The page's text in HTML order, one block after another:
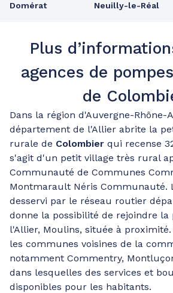
Domérat
Neuilly-le-Réal
Plus
agences de
de
Dans la région d'Auvergne-Rhône-
département de l'Allier abrite la
rurale de Colombier qui recense
s'agit d'un petit village très rural
Communauté de Communes
Montmarault Néris Communauté.
desservi par le réseau routier
donne la possibilité de rejoindre
l'Allier, Moulins, située à
les communes voisines de la
notamment Commentry,
dans lesquelles des services et
disponibles pour les habitants.